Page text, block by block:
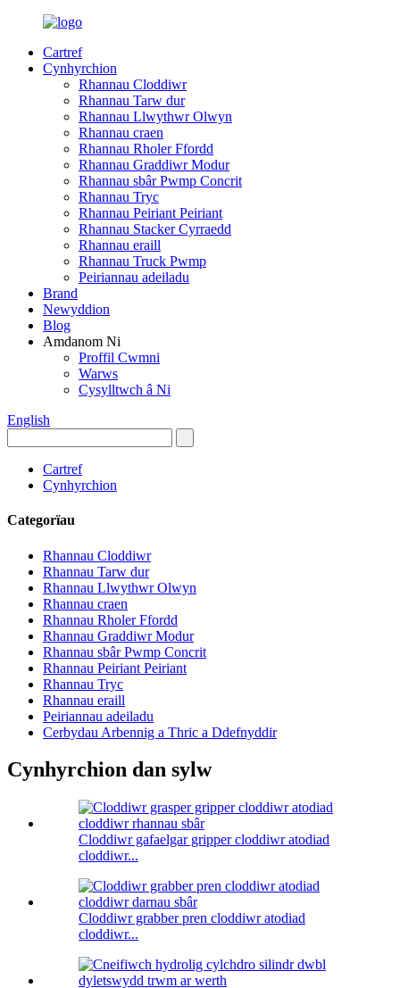
Cartref
Cynhyrchion
Rhannau Cloddiwr
Rhannau Tarw dur
Rhannau Llwythwr Olwyn
Rhannau craen
Rhannau Rholer Ffordd
Rhannau Graddiwr Modur
Rhannau sbâr Pwmp Concrit
Rhannau Tryc
Rhannau Peiriant Peiriant
Rhannau Stacker Cyrraedd
Rhannau eraill
Rhannau Truck Pwmp
Peiriannau adeiladu
Brand
Newyddion
Blog
Amdanom Ni
Proffil Cwmni
Warws
Cysylltwch â Ni
English
Cartref
Cynhyrchion
Categorïau
Rhannau Cloddiwr
Rhannau Tarw dur
Rhannau Llwythwr Olwyn
Rhannau craen
Rhannau Rholer Ffordd
Rhannau Graddiwr Modur
Rhannau sbâr Pwmp Concrit
Rhannau Peiriant Peiriant
Rhannau Tryc
Rhannau eraill
Peiriannau adeiladu
Cerbydau Arbennig a Thric a Ddefnyddir
Cynhyrchion dan sylw
Cloddiwr gafaelgar gripper cloddiwr atodiad
cloddiwr...
Cloddiwr grabber pren cloddiwr atodiad
cloddiwr...